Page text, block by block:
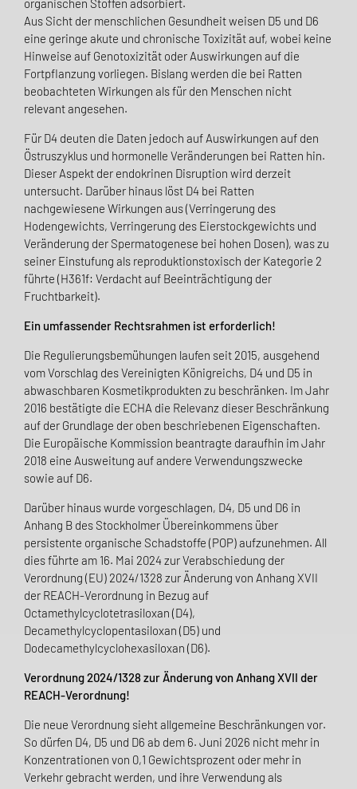
organischen Stoffen adsorbiert.
Aus Sicht der menschlichen Gesundheit weisen D5 und D6
eine geringe akute und chronische Toxizität auf, wobei keine
Hinweise auf Genotoxizität oder Auswirkungen auf die
Fortpflanzung vorliegen. Bislang werden die bei Ratten
beobachteten Wirkungen als für den Menschen nicht
relevant angesehen.
Für D4 deuten die Daten jedoch auf Auswirkungen auf den
Östruszyklus und hormonelle Veränderungen bei Ratten hin.
Dieser Aspekt der endokrinen Disruption wird derzeit
untersucht. Darüber hinaus löst D4 bei Ratten
nachgewiesene Wirkungen aus (Verringerung des
Hodengewichts, Verringerung des Eierstockgewichts und
Veränderung der Spermatogenese bei hohen Dosen), was zu
seiner Einstufung als reproduktionstoxisch der Kategorie 2
führte (H361f: Verdacht auf Beeinträchtigung der
Fruchtbarkeit).
Ein umfassender Rechtsrahmen ist erforderlich!
Die Regulierungsbemühungen laufen seit 2015, ausgehend
vom Vorschlag des Vereinigten Königreichs, D4 und D5 in
abwaschbaren Kosmetikprodukten zu beschränken. Im Jahr
2016 bestätigte die ECHA die Relevanz dieser Beschränkung
auf der Grundlage der oben beschriebenen Eigenschaften.
Die Europäische Kommission beantragte daraufhin im Jahr
2018 eine Ausweitung auf andere Verwendungszwecke
sowie auf D6.
Darüber hinaus wurde vorgeschlagen, D4, D5 und D6 in
Anhang B des Stockholmer Übereinkommens über
persistente organische Schadstoffe (POP) aufzunehmen. All
dies führte am 16. Mai 2024 zur Verabschiedung der
Verordnung (EU) 2024/1328 zur Änderung von Anhang XVII
der REACH-Verordnung in Bezug auf
Octamethylcyclotetrasiloxan (D4),
Decamethylcyclopentasiloxan (D5) und
Dodecamethylcyclohexasiloxan (D6).
Verordnung 2024/1328 zur Änderung von Anhang XVII der
REACH-Verordnung!
Die neue Verordnung sieht allgemeine Beschränkungen vor.
So dürfen D4, D5 und D6 ab dem 6. Juni 2026 nicht mehr in
Konzentrationen von 0,1 Gewichtsprozent oder mehr in
Verkehr gebracht werden, und ihre Verwendung als